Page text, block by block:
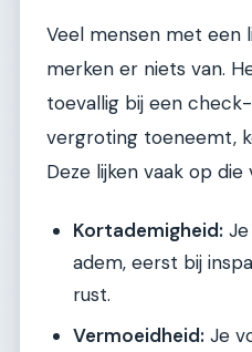
Veel mensen met
merken er niets van.
toevallig bij een
vergroting toeneemt,
Deze lijken vaak op die
Kortademigheid:
adem, eerst bij
rust.
Vermoeidheid: Je